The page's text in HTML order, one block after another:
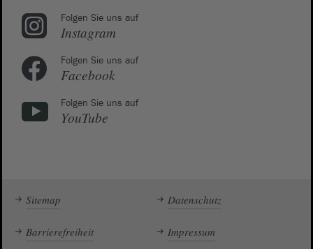
Folgen Sie uns auf
Instagram
Folgen Sie uns auf
Facebook
Folgen Sie uns auf
YouTube
Sitemap Datenschutz
Barrierefreiheit Impressum